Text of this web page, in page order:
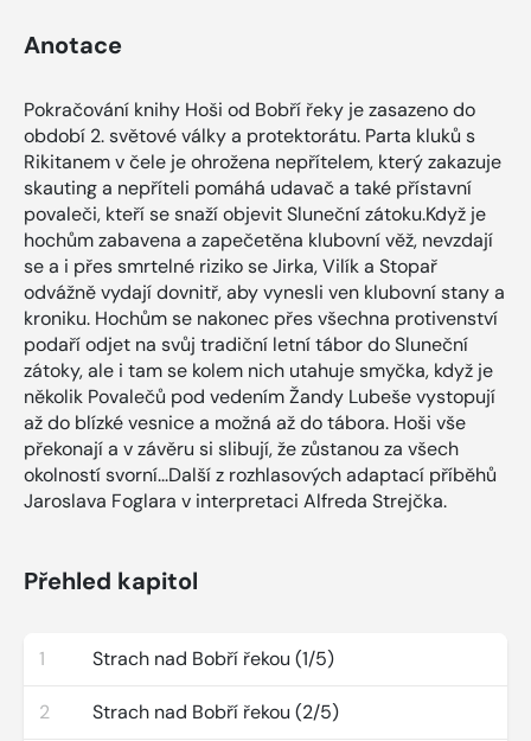
Anotace
Pokračování knihy Hoši od Bobří řeky je zasazeno do
období 2. světové války a protektorátu. Parta kluků s
Rikitanem v čele je ohrožena nepřítelem, který zakazuje
skauting a nepříteli pomáhá udavač a také přístavní
povaleči, kteří se snaží objevit Sluneční zátoku.Když je
hochům zabavena a zapečetěna klubovní věž, nevzdají
se a i přes smrtelné riziko se Jirka, Vilík a Stopař
odvážně vydají dovnitř, aby vynesli ven klubovní stany a
kroniku. Hochům se nakonec přes všechna protivenství
podaří odjet na svůj tradiční letní tábor do Sluneční
zátoky, ale i tam se kolem nich utahuje smyčka, když je
několik Povalečů pod vedením Žandy Lubeše vystopují
až do blízké vesnice a možná až do tábora. Hoši vše
překonají a v závěru si slibují, že zůstanou za všech
okolností svorní...Další z rozhlasových adaptací příběhů
Jaroslava Foglara v interpretaci Alfreda Strejčka.
Přehled kapitol
1 Strach nad Bobří řekou (1/5)
2 Strach nad Bobří řekou (2/5)